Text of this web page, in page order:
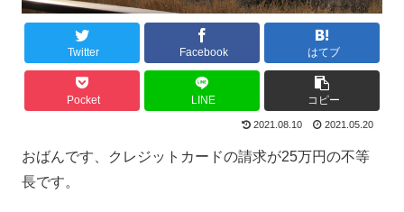
Twitter Facebook はてブ
Pocket LINE コピー
2021.08.10 2021.05.20
おばんです、クレジットカードの請求が25万円の不等
長です。